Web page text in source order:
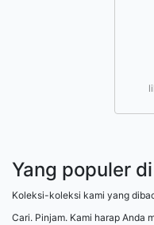
Yang populer
Koleksi-koleksi kami yang
Cari. Pinjam. Kami harap Anda